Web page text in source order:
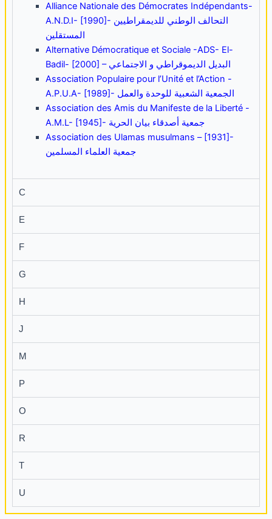
Alliance Nationale des Démocrates Indépendants-
A.N.D.I- [1990]- التحالف الوطني للديمقراطيين
المستقلين
Alternative Démocratique et Sociale -ADS- El-
Badil- [2000] – البديل الديموقراطي و الاجتماعي
Association Populaire pour l’Unité et l’Action -
A.P.U.A- [1989]- الجمعية الشعبية للوحدة والعمل
Association des Amis du Manifeste de la Liberté -
A.M.L- [1945]- جمعية أصدقاء بيان الحرية
Association des Ulamas musulmans – [1931]-
جمعية العلماء المسلمين
C
E
F
G
H
J
M
P
O
R
T
U